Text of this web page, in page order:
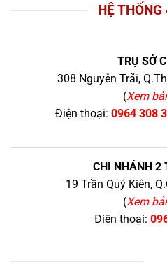
HỆ THỐNG
TRỤ SỞ
308 Nguyễn Trãi,
(Xem
Điện thoại: 0964 308
CHI NHÁNH 2
19 Trần Quý Kiên,
(Xem
Điện thoại: